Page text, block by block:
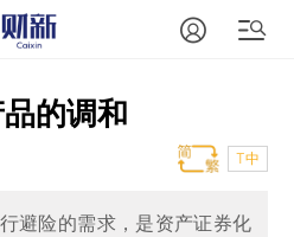
的调和
T中
避险的需求，是资产证券化